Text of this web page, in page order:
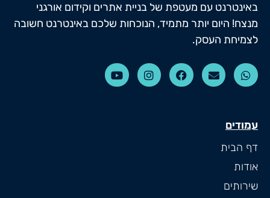
באינטרנט עם מעטפת של בניית אתרים וקידום אורגני
מנצח! היום יותר מתמיד, הנוכחות שלכם באינטרנט חשובה
לצמיחת העסק.
עמודים
דף הבית
אודות
שירותים